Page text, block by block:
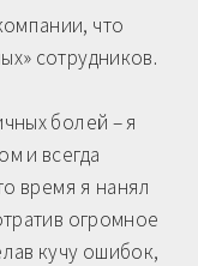
что
сотрудников.
болей – я
и всегда
время я нанял
огромное
кучу ошибок,